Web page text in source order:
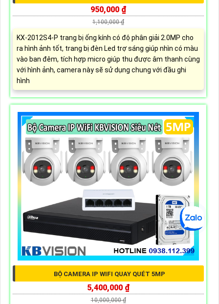
950,000 ₫
1,100,000 ₫
KX-2012S4-P trang bị ống kính có độ phân giải 2.0MP cho
ra hình ảnh tốt, trang bị đèn Led trợ sáng giúp nhìn có màu
vào ban đêm, tích hợp micro giúp thu được âm thanh cùng
với hình ảnh, camera này sẽ sử dụng chung với đầu ghi
hình
BỘ CAMERA IP WIFI QUAY QUÉT 5MP
5,400,000 ₫
10,000,000 ₫